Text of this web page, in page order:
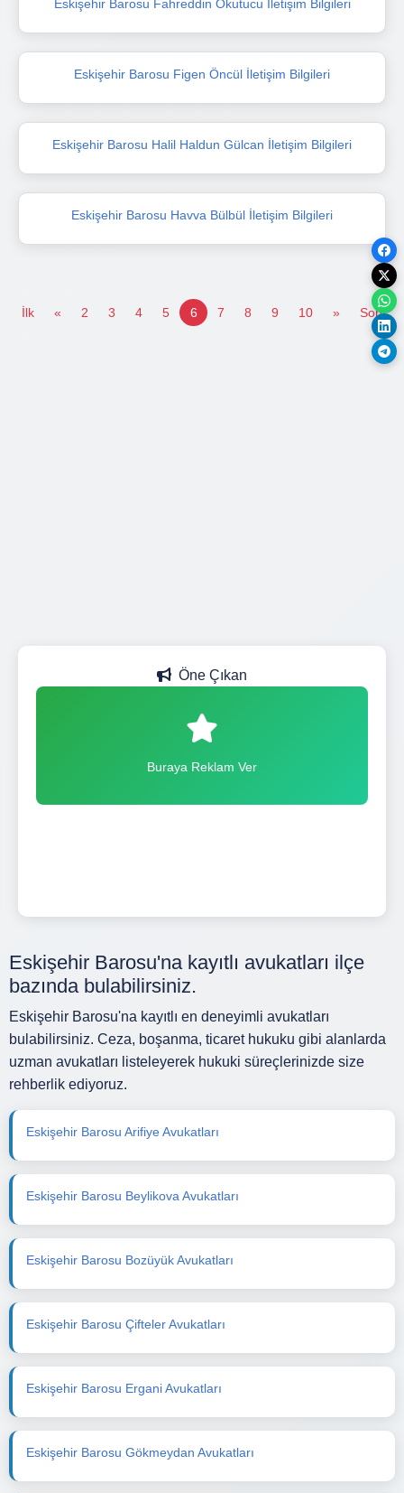
Eskişehir Barosu Fahreddin Okutucu İletişim Bilgileri
Eskişehir Barosu Figen Öncül İletişim Bilgileri
Eskişehir Barosu Halil Haldun Gülcan İletişim Bilgileri
Eskişehir Barosu Havva Bülbül İletişim Bilgileri
İlk « 2 3 4 5 6 7 8 9 10 » Son
Öne Çıkan
Buraya Reklam Ver
Eskişehir Barosu'na kayıtlı avukatları ilçe
bazında bulabilirsiniz.
Eskişehir Barosu'na kayıtlı en deneyimli avukatları
bulabilirsiniz. Ceza, boşanma, ticaret hukuku gibi alanlarda
uzman avukatları listeleyerek hukuki süreçlerinizde size
rehberlik ediyoruz.
Eskişehir Barosu Arifiye Avukatları
Eskişehir Barosu Beylikova Avukatları
Eskişehir Barosu Bozüyük Avukatları
Eskişehir Barosu Çifteler Avukatları
Eskişehir Barosu Ergani Avukatları
Eskişehir Barosu Gökmeydan Avukatları